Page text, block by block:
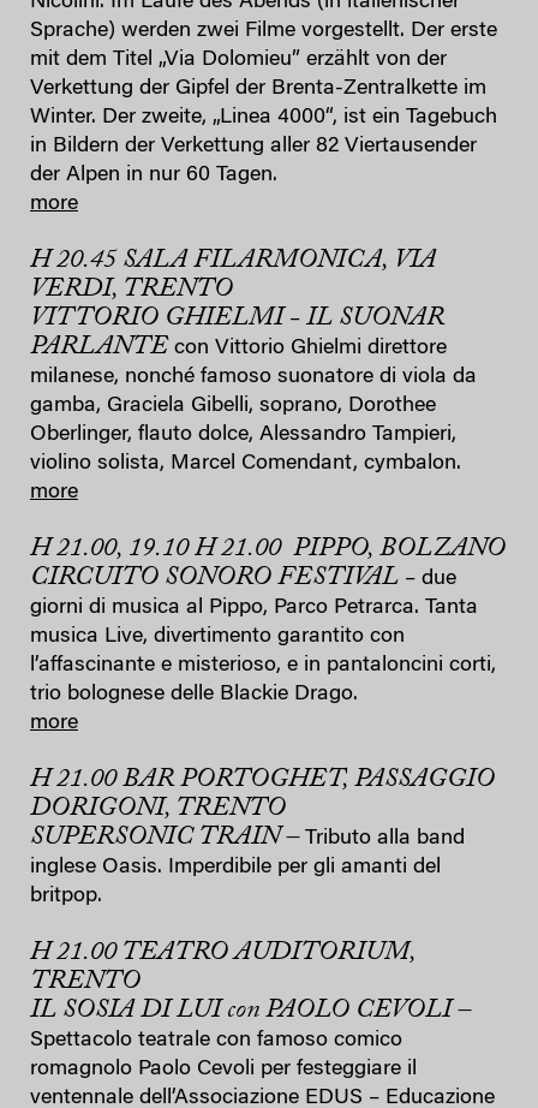
Sprache) werden zwei Filme vorgestellt. Der erste
mit dem Titel „Via Dolomieu” erzählt von der
Verkettung der Gipfel der Brenta-Zentralkette im
Winter. Der zweite, „Linea 4000“, ist ein Tagebuch
in Bildern der Verkettung aller 82 Viertausender
der Alpen in nur 60 Tagen.
more
H 20.45 SALA FILARMONICA, VIA
VERDI, TRENTO
VITTORIO GHIELMI – IL SUONAR
PARLANTE con Vittorio Ghielmi direttore
milanese, nonché famoso suonatore di viola da
gamba, Graciela Gibelli, soprano, Dorothee
Oberlinger, flauto dolce, Alessandro Tampieri,
violino solista, Marcel Comendant, cymbalon.
more
H 21.00, 19.10 H 21.00 PIPPO, BOLZANO
CIRCUITO SONORO FESTIVAL – due
giorni di musica al Pippo, Parco Petrarca. Tanta
musica Live, divertimento garantito con
l’affascinante e misterioso, e in pantaloncini corti,
trio bolognese delle Blackie Drago.
more
H 21.00 BAR PORTOGHET, PASSAGGIO
DORIGONI, TRENTO
SUPERSONIC TRAIN – Tributo alla band
inglese Oasis. Imperdibile per gli amanti del
britpop.
H 21.00 TEATRO AUDITORIUM,
TRENTO
IL SOSIA DI LUI con PAOLO CEVOLI –
Spettacolo teatrale con famoso comico
romagnolo Paolo Cevoli per festeggiare il
ventennale dell’Associazione EDUS – Educazione